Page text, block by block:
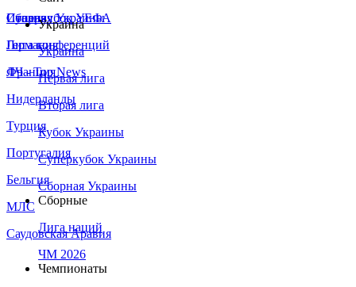
Сборная Украины
Италия
Германия
Франция
Нидерланды
Турция
Португалия
Бельгия
МЛС
Саудовская Аравия
Суперкубок УЕФА
Лига конференций
ЛЧ - Top News
Украина
Украина
Первая лига
Вторая лига
Кубок Украины
Суперкубок Украины
Сборная Украины
Сборные
Лига наций
ЧМ 2026
Чемпионаты